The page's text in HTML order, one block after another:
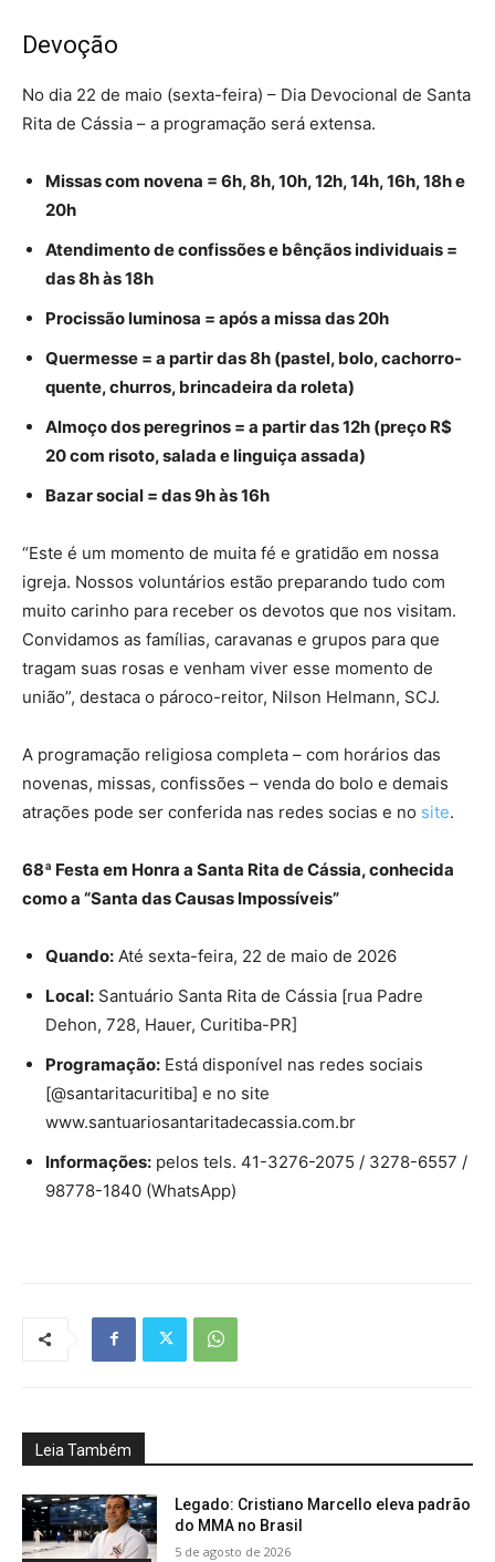
Devoção
No dia 22 de maio (sexta-feira) – Dia Devocional de Santa
Rita de Cássia – a programação será extensa.
Missas com novena = 6h, 8h, 10h, 12h, 14h, 16h, 18h e
20h
Atendimento de confissões e bênçãos individuais =
das 8h às 18h
Procissão luminosa = após a missa das 20h
Quermesse = a partir das 8h (pastel, bolo, cachorro-
quente, churros, brincadeira da roleta)
Almoço dos peregrinos = a partir das 12h (preço R$
20 com risoto, salada e linguiça assada)
Bazar social = das 9h às 16h
“Este é um momento de muita fé e gratidão em nossa
igreja. Nossos voluntários estão preparando tudo com
muito carinho para receber os devotos que nos visitam.
Convidamos as famílias, caravanas e grupos para que
tragam suas rosas e venham viver esse momento de
união”, destaca o pároco-reitor, Nilson Helmann, SCJ.
A programação religiosa completa – com horários das
novenas, missas, confissões – venda do bolo e demais
atrações pode ser conferida nas redes socias e no site.
68ª Festa em Honra a Santa Rita de Cássia, conhecida
como a “Santa das Causas Impossíveis”
Quando: Até sexta-feira, 22 de maio de 2026
Local: Santuário Santa Rita de Cássia [rua Padre
Dehon, 728, Hauer, Curitiba-PR]
Programação: Está disponível nas redes sociais
[@santaritacuritiba] e no site
www.santuariosantaritadecassia.com.br
Informações: pelos tels. 41-3276-2075 / 3278-6557 /
98778-1840 (WhatsApp)
Leia Também
Legado: Cristiano Marcello eleva padrão
do MMA no Brasil
5 de agosto de 2026